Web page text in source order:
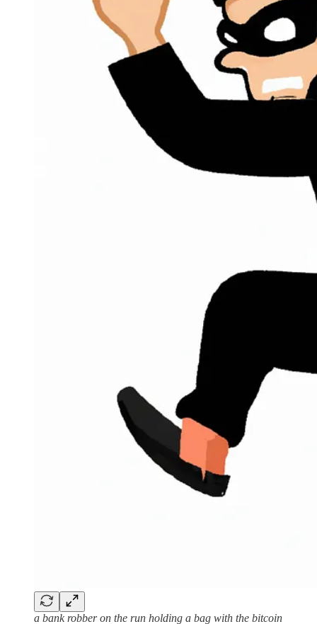
a bank robber on the run holding a bag with the bitcoin